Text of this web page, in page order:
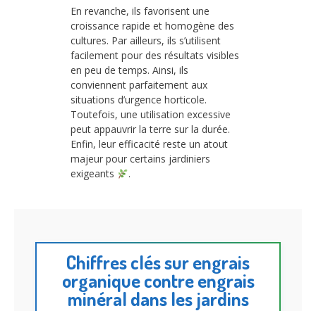
En revanche, ils favorisent une
croissance rapide et homogène des
cultures. Par ailleurs, ils s’utilisent
facilement pour des résultats visibles
en peu de temps. Ainsi, ils
conviennent parfaitement aux
situations d’urgence horticole.
Toutefois, une utilisation excessive
peut appauvrir la terre sur la durée.
Enfin, leur efficacité reste un atout
majeur pour certains jardiniers
exigeants
.
Chiffres clés sur engrais
organique contre engrais
minéral dans les jardins